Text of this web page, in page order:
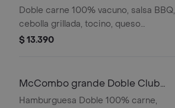
House
Doble carne 100% vacuno, salsa BBQ,
cebolla grillada, tocino, queso
cheddar y salsa CBO en pan de papa.
$ 13.390
McCombo grande Doble Club
House
Hamburguesa Doble 100% carne,